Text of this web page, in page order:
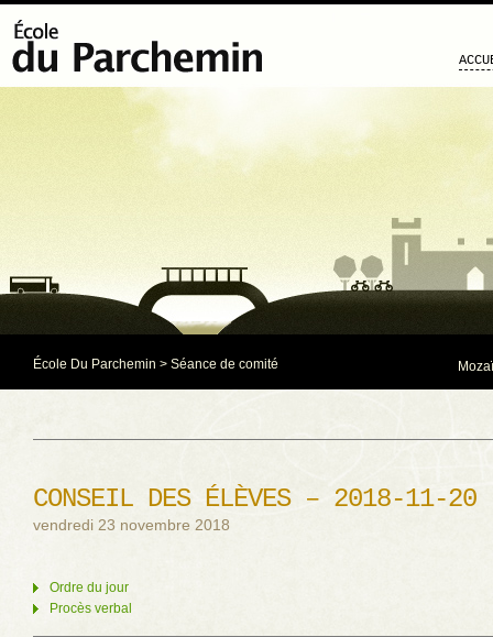
École Du Parchemin > Séance de comité
CONSEIL DES ÉLÈVES – 2018-11-20
vendredi 23 novembre 2018
Ordre du jour
Procès verbal